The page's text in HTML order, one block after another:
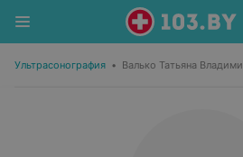
Ультрасонография • Валько Татьяна